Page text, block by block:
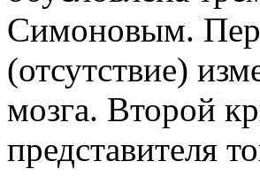
Симоновым.
(отсутствие)
мозга. Второй
представителя